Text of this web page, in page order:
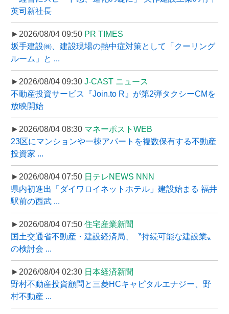
英司新社長
►2026/08/04 09:50 PR TIMES
坂手建設㈱、建設現場の熱中症対策として「クーリング
ルーム」と ...
►2026/08/04 09:30 J-CAST ニュース
不動産投資サービス『Join.to R』が第2弾タクシーCMを
放映開始
►2026/08/04 08:30 マネーポストWEB
23区にマンションや一棟アパートを複数保有する不動産
投資家 ...
►2026/08/04 07:50 日テレNEWS NNN
県内初進出「ダイワロイネットホテル」建設始まる 福井
駅前の西武 ...
►2026/08/04 07:50 住宅産業新聞
国土交通省不動産・建設経済局、〝持続可能な建設業〟
の検討会 ...
►2026/08/04 02:30 日本経済新聞
野村不動産投資顧問と三菱HCキャピタルエナジー、野
村不動産 ...